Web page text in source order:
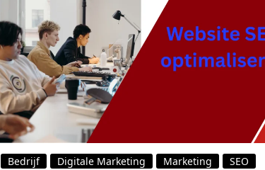
Bedrijf Digitale Marketing Marketing SEO